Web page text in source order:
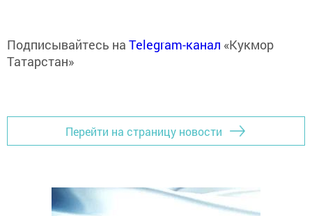
Подписывайтесь на Telegram-канал «Кукмор
Татарстан»
Перейти на страницу новости